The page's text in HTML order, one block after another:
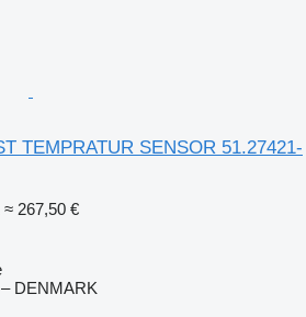
TEMPRATUR SENSOR 51.27421-
≈ 267,50 €
DENMARK